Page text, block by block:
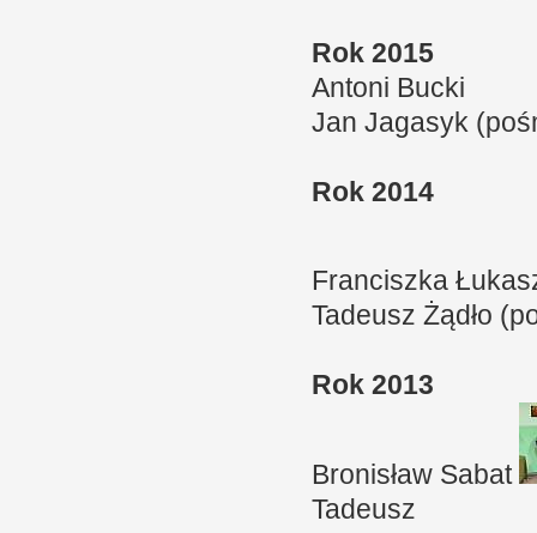
Rok 2015
Antoni Bucki
Jan Jagasyk
Rok 2014
Franciszka
Tadeusz Żądło
Rok 2013
Bronisław Sabat